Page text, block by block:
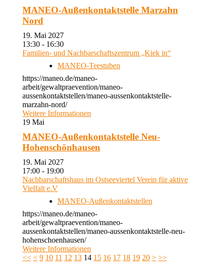
MANEO-Außenkontaktstelle Marzahn
Nord
19. Mai 2027
13:30 - 16:30
Familien- und Nachbarschaftszentrum „Kiek in“
MANEO-Teestuben
https://maneo.de/maneo-
arbeit/gewaltpraevention/maneo-
aussenkontaktstellen/maneo-aussenkontaktstelle-
marzahn-nord/
Weitere Informationen
19 Mai
MANEO-Außenkontaktstelle Neu-
Hohenschönhausen
19. Mai 2027
17:00 - 19:00
Nachbarschaftshaus im Ostseeviertel Verein für aktive
Vielfalt e.V
MANEO-Außenkontaktstellen
https://maneo.de/maneo-
arbeit/gewaltpraevention/maneo-
aussenkontaktstellen/maneo-aussenkontaktstelle-neu-
hohenschoenhausen/
Weitere Informationen
<< < 9 10 11 12 13 14 15 16 17 18 19 20 > >>